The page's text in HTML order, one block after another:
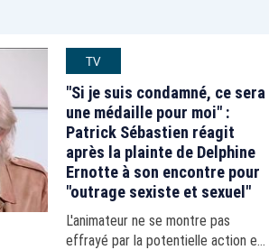
TV
"Si je suis condamné, ce sera
une médaille pour moi" :
Patrick Sébastien réagit
après la plainte de Delphine
Ernotte à son encontre pour
"outrage sexiste et sexuel"
L'animateur ne se montre pas
effrayé par la potentielle action en